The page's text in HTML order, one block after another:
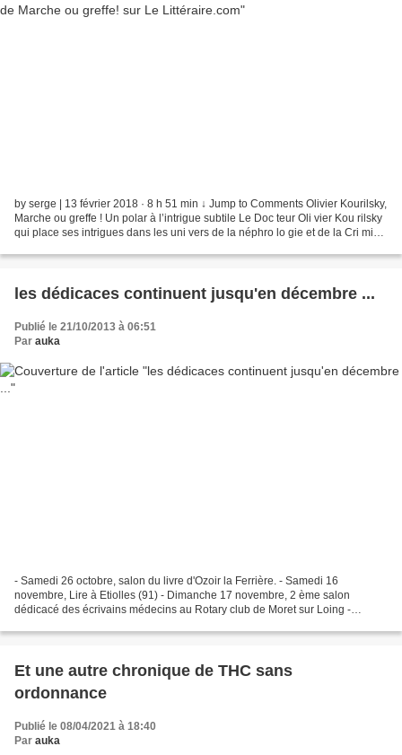
by serge | 13 février 2018 · 8 h 51 min ↓ Jump to Comments Olivier Kourilsky,
Marche ou greffe ! Un polar à l’intrigue subtile Le Doc teur Oli vier Kou rilsky
qui place ses intrigues dans les uni vers de la néphro lo gie et de la Cri mi
les dédicaces continuent jusqu'en décembre ...
Publié le 21/10/2013 à 06:51
Par auka
- Samedi 26 octobre, salon du livre d'Ozoir la Ferrière. - Samedi 16
novembre, Lire à Etiolles (91) - Dimanche 17 novembre, 2 ème salon
dédicacé des écrivains médecins au Rotary club de Moret sur Loing -
Et une autre chronique de THC sans
ordonnance
Publié le 08/04/2021 à 18:40
Par auka